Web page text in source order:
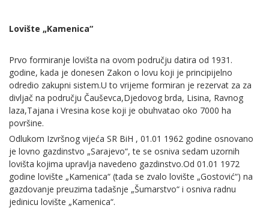
Lovište „Kamenica“
Prvo formiranje lovišta na ovom području datira od 1931.
godine, kada je donesen Zakon o lovu koji je principijelno
odredio zakupni sistem.U to vrijeme formiran je rezervat za za
divljač na području Čauševca,Djedovog brda, Lisina, Ravnog
laza,Tajana i Vresina kose koji je obuhvatao oko 7000 ha
površine.
Odlukom Izvršnog vijeća SR BiH , 01.01 1962 godine osnovano
je lovno gazdinstvo „Sarajevo“, te se osniva sedam uzornih
lovišta kojima upravlja navedeno gazdinstvo.Od 01.01 1972
godine lovište „Kamenica“ (tada se zvalo lovište „Gostović“) na
gazdovanje preuzima tadašnje „Šumarstvo“ i osniva radnu
jedinicu lovište „Kamenica“.